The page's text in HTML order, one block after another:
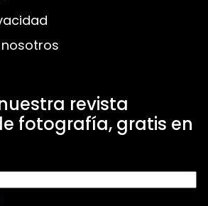
revista
fotografía, gratis en